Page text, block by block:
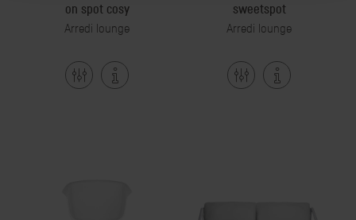
on spot cosy
Arredi lounge
sweetspot
Arredi lounge